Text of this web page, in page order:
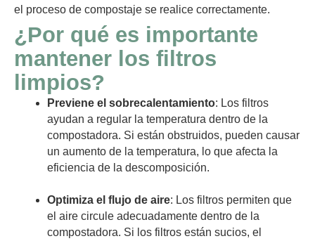
el proceso de compostaje se realice correctamente.
¿Por qué es importante
mantener los filtros
limpios?
Previene el sobrecalentamiento: Los filtros
ayudan a regular la temperatura dentro de la
compostadora. Si están obstruidos, pueden causar
un aumento de la temperatura, lo que afecta la
eficiencia de la descomposición.
Optimiza el flujo de aire: Los filtros permiten que
el aire circule adecuadamente dentro de la
compostadora. Si los filtros están sucios, el